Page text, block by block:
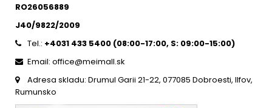
RO26056889
J40/9822/2009
Tel.: +4031 433 5400 (08:00-17:00, S: 09:00-15:00)
Email: office@meimall.sk
Adresa skladu: Drumul Garii 21-22, 077085 Dobroesti, Ilfov,
Rumunsko